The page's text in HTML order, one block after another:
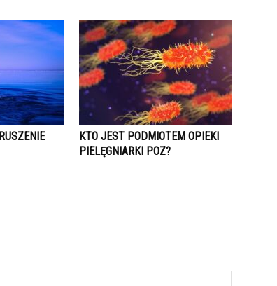
KTO JEST PODMIOTEM OPIEKI
PIELĘGNIARKI POZ?